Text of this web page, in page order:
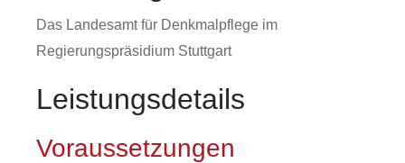
Das Landesamt für Denkmalpflege im
Regierungspräsidium Stuttgart
Leistungsdetails
Voraussetzungen